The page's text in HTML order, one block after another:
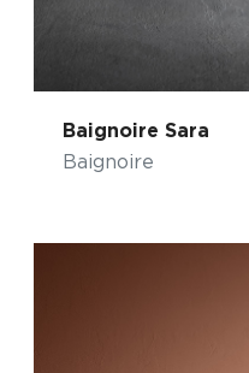
Baignoire Sara
Baignoire